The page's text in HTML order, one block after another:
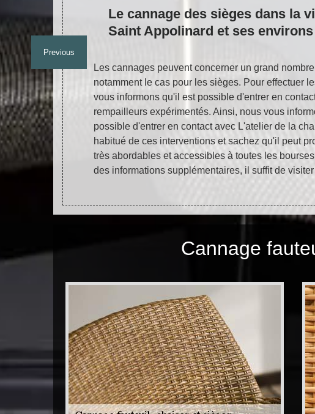
Previous
votre
de
Dans ce
de la
qu'il peut
toutes les
son
Le cannage des sièges dans la
Saint Appolinard et ses environs
Les cannages peuvent concerner un grand
notamment le cas pour les sièges. Pour effectuer
vous informons qu'il est possible d'entrer en
rempailleurs expérimentés. Ainsi, nous vous
possible d'entrer en contact avec L'atelier de la
habitué de ces interventions et sachez qu'il peut
très abordables et accessibles à toutes les
des informations supplémentaires, il suffit de
Cannage